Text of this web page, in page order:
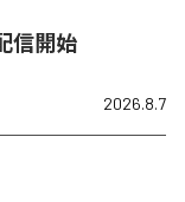
信開始
2026.8.7